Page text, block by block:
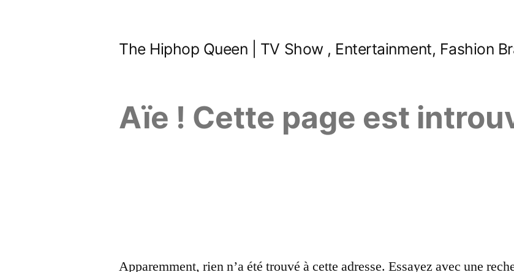
The Hiphop Queen | TV Show , Entertainment, Fashion
Aïe ! Cette page est
Apparemment, rien n’a été trouvé à cette adresse. Essayez avec une